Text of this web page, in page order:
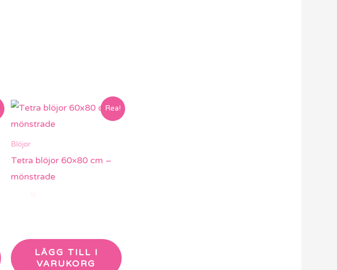
Rea!
Blöjor
Tetra blöjor 60×80 cm –
mönstrade
LÄGG TILL I
VARUKORG